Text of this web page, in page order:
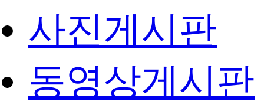
사진게시판
동영상게시판